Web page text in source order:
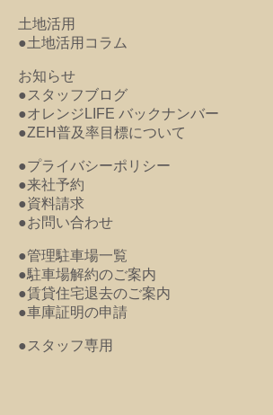
土地活用
●土地活用コラム
お知らせ
●スタッフブログ
●オレンジLIFE バックナンバー
●ZEH普及率目標について
●プライバシーポリシー
●来社予約
●資料請求
●お問い合わせ
●管理駐車場一覧
●駐車場解約のご案内
●賃貸住宅退去のご案内
●車庫証明の申請
●スタッフ専用